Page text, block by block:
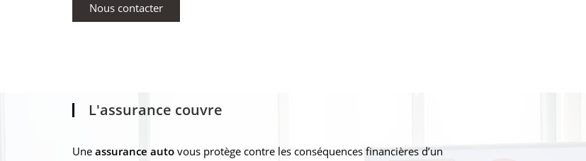
Nous contacter
L'assurance couvre
Une assurance auto vous protège contre les conséquences financières d’un